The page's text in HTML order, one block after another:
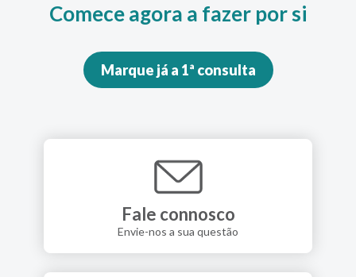
Comece agora a fazer por si
Marque já a 1ª consulta
Fale connosco
Envie-nos a sua questão